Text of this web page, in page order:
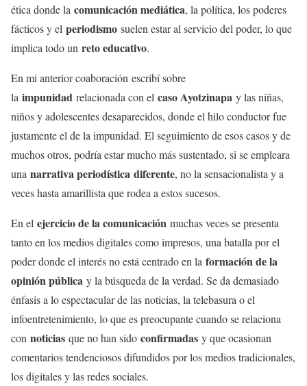
ética donde la comunicación mediática, la política, los poderes
fácticos y el periodismo suelen estar al servicio del poder, lo que
implica todo un reto educativo.
En mi anterior coaboración escribí sobre
la impunidad relacionada con el caso Ayotzinapa y las niñas,
niños y adolescentes desaparecidos, donde el hilo conductor fue
justamente el de la impunidad. El seguimiento de esos casos y de
muchos otros, podría estar mucho más sustentado, si se empleara
una narrativa periodística diferente, no la sensacionalista y a
veces hasta amarillista que rodea a estos sucesos.
En el ejercicio de la comunicación muchas veces se presenta
tanto en los medios digitales como impresos, una batalla por el
poder donde el interés no está centrado en la formación de la
opinión pública y la búsqueda de la verdad. Se da demasiado
énfasis a lo espectacular de las noticias, la telebasura o el
infoentretenimiento, lo que es preocupante cuando se relaciona
con noticias que no han sido confirmadas y que ocasionan
comentarios tendenciosos difundidos por los medios tradicionales,
los digitales y las redes sociales.